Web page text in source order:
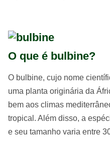
O que é bulbine?
O bulbine, cujo nome
uma planta originária da
bem aos climas
tropical. Além disso, a
e seu tamanho varia entre